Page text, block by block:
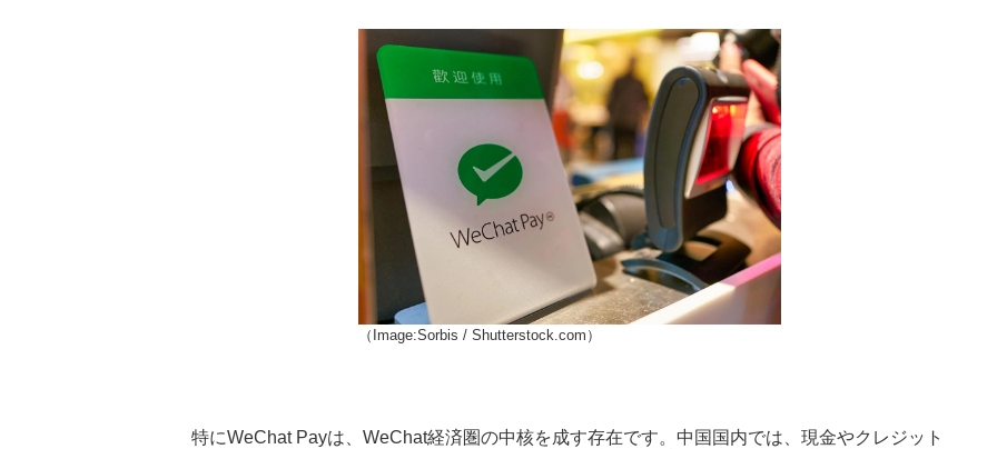
（Image:Sorbis / Shutterstock.com）
特にWeChat Payは、WeChat経済圏の中核を成す存在です。中国国内では、現金やクレジット